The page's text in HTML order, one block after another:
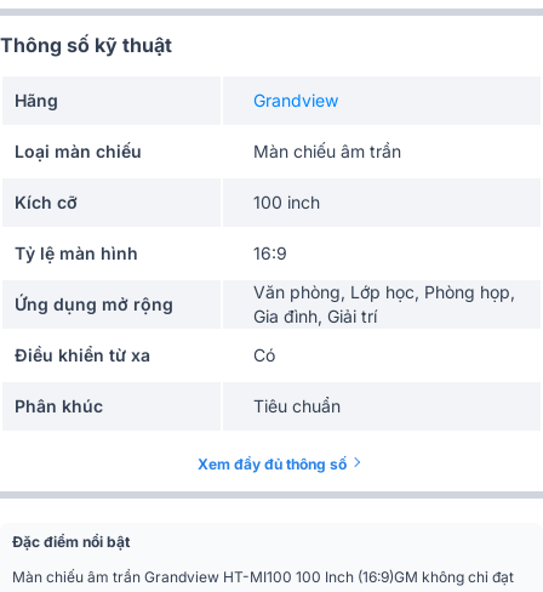
Thông số kỹ thuật
Hãng Grandview
Loại màn chiếu Màn chiếu âm trần
Kích cỡ 100 inch
Tỷ lệ màn hình 16:9
Ứng dụng mở rộng
Văn phòng, Lớp học, Phòng họp,
Gia đình, Giải trí
Điều khiển từ xa
Có
Phân khúc Tiêu chuẩn
100 ”(2214×1245mm)
Xem đầy đủ thông số
Đặc điểm nổi bật
Màn chiếu âm trần Grandview HT-MI100 100 Inch (16:9)GM không chỉ đạt